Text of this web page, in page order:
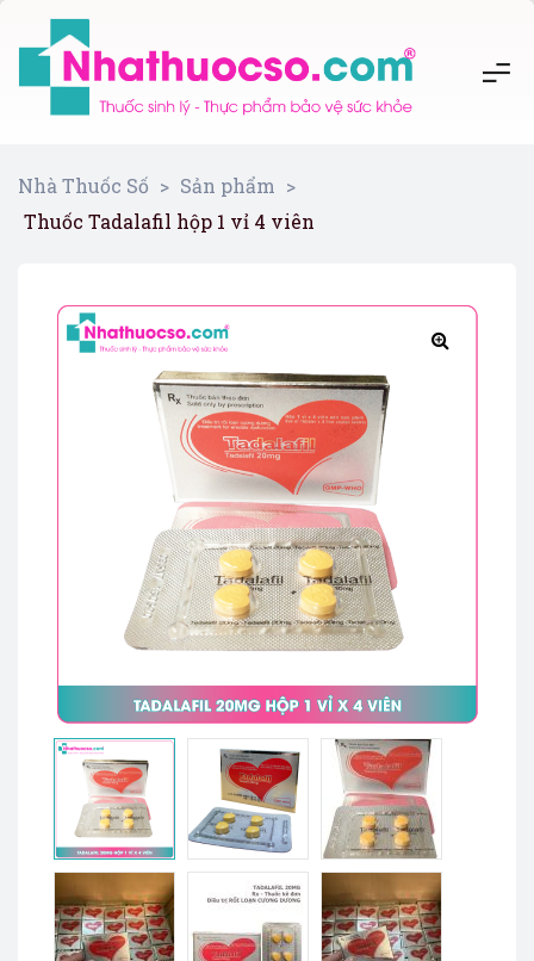
Nhà Thuốc Số > Sản phẩm >
Thuốc Tadalafil hộp 1 vỉ 4 viên